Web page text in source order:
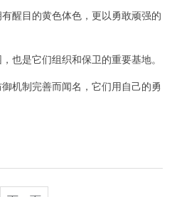
目的黄色体色，更以勇敢顽强的
是它们组织和保卫的重要基地。
制完善而闻名，它们用自己的勇